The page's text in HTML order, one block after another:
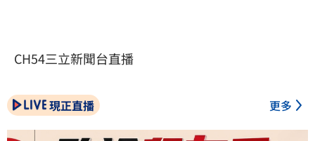
CH54三立新聞台直播
現正直播 更多